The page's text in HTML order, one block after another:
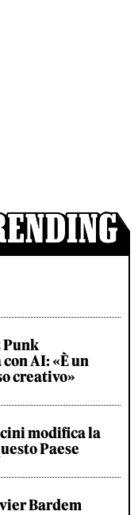
Punk
AI: «È un
creativo»
modifica la
Paese
Bardem